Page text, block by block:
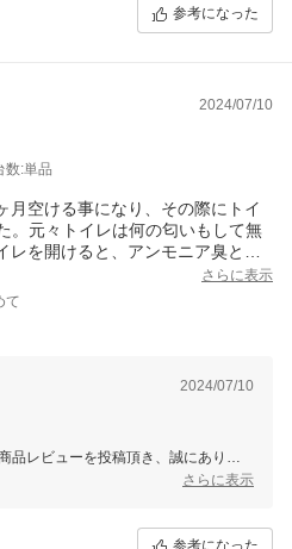
けますと幸いです。
用のHEPAフィルターを発送させてい
参考になった
2024/07/10
数:単品
月空ける事になり、その際にトイ
。元々トイレは何の匂いもして無
を開けると、アンモニア臭とは
立ち込めていました。芳香剤や
々試しましたが染み付いた匂い
、ダメ元で購入。臭いが消えまし
足しています。オゾンより断然こ
さらに表示
て
2024/07/10
品レビューを投稿頂き、誠にありが
さらに表示